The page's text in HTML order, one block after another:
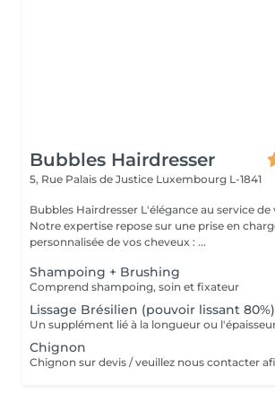
Bubbles Hairdresser
5, Rue Palais de Justice Luxembourg L-1841
Bubbles Hairdresser L'élégance au service de votre beauté
Notre expertise repose sur une prise en
personnalisée de vos cheveux : ...
Shampoing + Brushing
Comprend shampoing, soin et fixateur
Lissage Brésilien (pouvoir lissant 80%)
Chignon